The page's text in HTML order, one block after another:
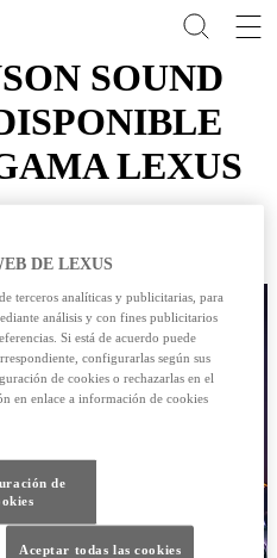
SOUND
LEXUS
DE LEXUS
terceros analíticas y publicitarias, para
análisis y con fines publicitarios
Si está de acuerdo puede
configurarlas según sus
de cookies o rechazarlas en el
en enlace a información de cookies
de
Aceptar todas las cookies